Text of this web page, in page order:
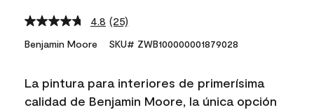
4.8 Read
25
Reviews.
link.
(25)
Benjamin Moore SKU# ZWB100000001879028
La pintura para interiores de primerísima
calidad de Benjamin Moore, la única opción